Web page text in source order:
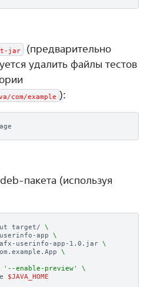
jar
(предварительно
удалить файлы тестов
com/example ):
пакета (используя
target/ \
app \
userinfo-app-1.0.jar \
\
'--enable-preview'
\
$JAVA_HOME